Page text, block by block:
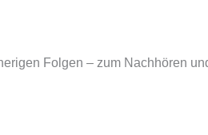
Folgen – zum Nachhören